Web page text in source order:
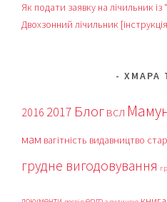
Як подати заявку на лічильник
Двохзонний лічильник
ХМАРА
2016 2017 Блог ВСЛ
мам вагітність видавництво
грудне вигодовування